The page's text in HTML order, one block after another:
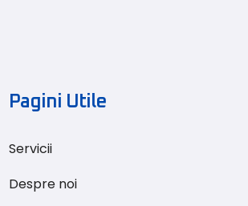
Pagini Utile
Servicii
Despre noi